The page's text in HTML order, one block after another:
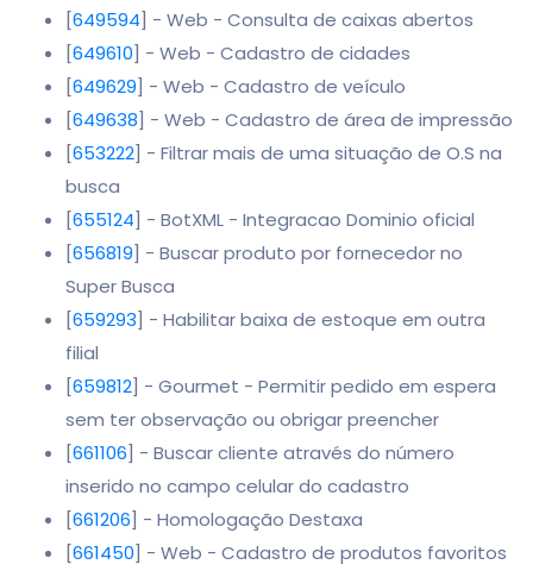
[649594] - Web - Consulta de caixas abertos
[649610] - Web - Cadastro de cidades
[649629] - Web - Cadastro de veículo
[649638] - Web - Cadastro de área de impressão
[653222] - Filtrar mais de uma situação de O.S na
busca
[655124] - BotXML - Integracao Dominio oficial
[656819] - Buscar produto por fornecedor no
Super Busca
[659293] - Habilitar baixa de estoque em outra
filial
[659812] - Gourmet - Permitir pedido em espera
sem ter observação ou obrigar preencher
[661106] - Buscar cliente através do número
inserido no campo celular do cadastro
[661206] - Homologação Destaxa
[661450] - Web - Cadastro de produtos favoritos